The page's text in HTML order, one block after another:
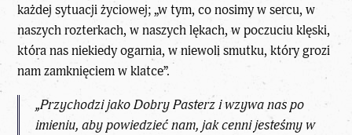
każdej sytuacji życiowej; „w tym, co nosimy w sercu, w
naszych rozterkach, w naszych lękach, w poczuciu klęski,
która nas niekiedy ogarnia, w niewoli smutku, który grozi
nam zamknięciem w klatce”.
„Przychodzi jako Dobry Pasterz i wzywa nas po
imieniu, aby powiedzieć nam, jak cenni jesteśmy w